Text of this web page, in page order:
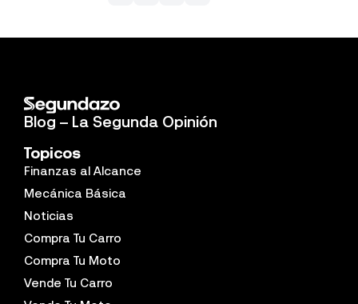
Blog – La Segunda Opinión
Topicos
Finanzas al Alcance
Mecánica Básica
Noticias
Compra Tu Carro
Compra Tu Moto
Vende Tu Carro